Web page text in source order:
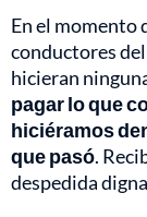
En el momento
conductores
hicieran
pagar lo que
hiciéramos
que pasó.
despedida